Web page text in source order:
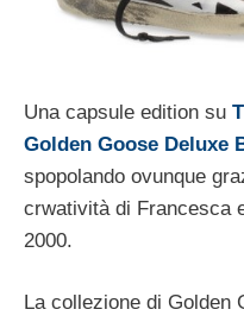
Una capsule edition su
Golden Goose Deluxe
spopolando ovunque
crwatività di Francesca
2000.
La collezione di Golden